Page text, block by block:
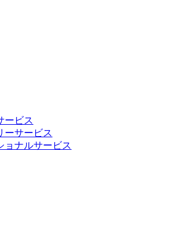
ービス
ーサービス
ョナルサービス